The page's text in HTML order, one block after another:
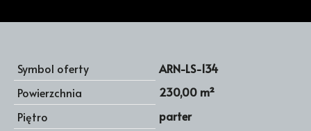
Symbol oferty
ARN-LS-134
Powierzchnia
230,00 m²
Piętro
parter